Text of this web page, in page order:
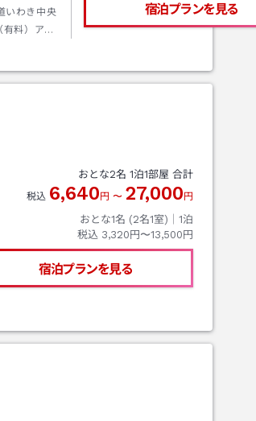
いわき中央
料）アク
宿泊プランを見る
おとな2名 1泊1部屋 合計
税込 6,640 円 〜 27,000 円
おとな1名 (2名1室)｜ 1泊
税込 3,320円〜13,500円
宿泊プランを見る